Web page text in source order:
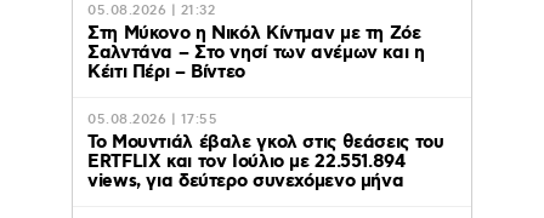
05.08.2026 | 21:32
Στη Μύκονο η Νικόλ Κίντμαν με τη Ζόε
Σαλντάνα – Στο νησί των ανέμων και η
Κέιτι Πέρι – Βίντεο
05.08.2026 | 17:55
Το Μουντιάλ έβαλε γκολ στις θεάσεις του
ERTFLIX και τον Ιούλιο με 22.551.894
views, για δεύτερο συνεχόμενο μήνα